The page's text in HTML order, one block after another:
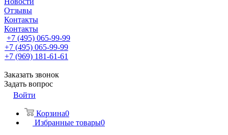
Отзывы
Контакты
Контакты
+7 (495) 065-99-99
+7 (495) 065-99-99
+7 (969) 181-61-61
Заказать звонок
Задать вопрос
Войти
Корзина0
Избранные товары0